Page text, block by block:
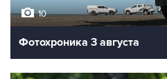
10
Фотохроника 3 августа